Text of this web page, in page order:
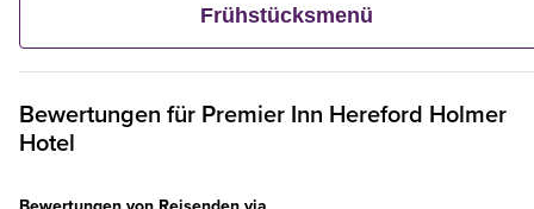
eine Kleinigkeit? Dann wählen Sie unser kontinentales Menü
und wählen Sie aus frischem Gebäck, Obst, Joghurt und
Frühstücksmenü
Bewertungen für Premier Inn Hereford Holmer
Hotel